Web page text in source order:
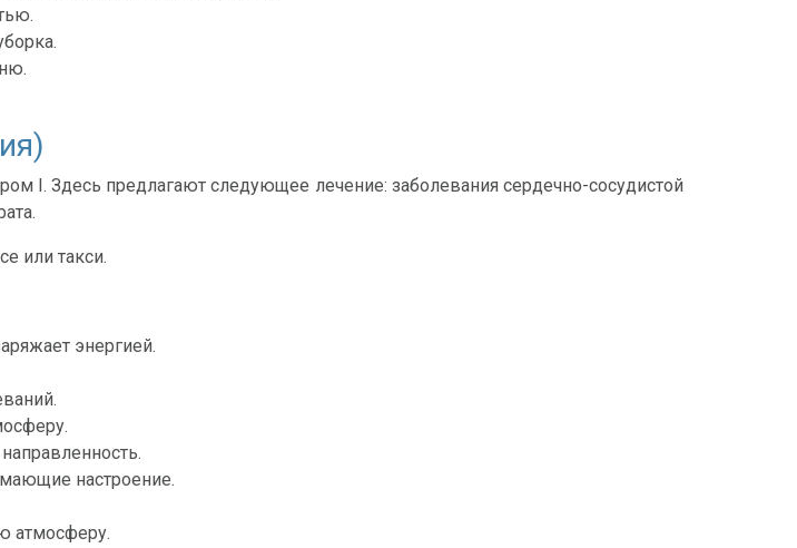
I. Здесь предлагают следующее лечение: заболевания сердечно-сосудистой
или такси.
энергией.
настроение.
атмосферу.